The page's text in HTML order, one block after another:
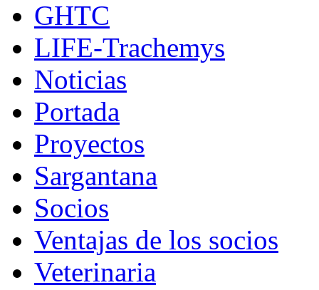
GHTC
LIFE-Trachemys
Noticias
Portada
Proyectos
Sargantana
Socios
Ventajas de los socios
Veterinaria